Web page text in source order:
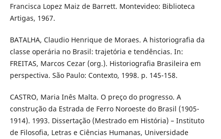
Francisca Lopez Maiz de Barrett. Montevideo: Biblioteca
Artigas, 1967.
BATALHA, Claudio Henrique de Moraes. A historiografia da
classe operária no Brasil: trajetória e tendências. In:
FREITAS, Marcos Cezar (org.). Historiografia Brasileira em
perspectiva. São Paulo: Contexto, 1998. p. 145-158.
CASTRO, Maria Inês Malta. O preço do progresso. A
construção da Estrada de Ferro Noroeste do Brasil (1905-
1914). 1993. Dissertação (Mestrado em História) – Instituto
de Filosofia, Letras e Ciências Humanas, Universidade